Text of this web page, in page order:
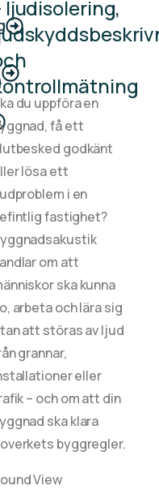
ljudisolering,
du uppföra en
få ett
godkänt
lösa ett
i en
fastighet?
om att
ska kunna
arbeta och lära sig
att störas av ljud
grannar,
eller
– och om att din
ska klara
byggregler.
View